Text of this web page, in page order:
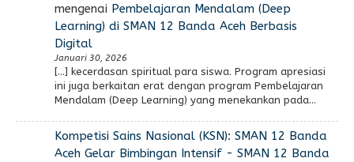
mengenai Pembelajaran Mendalam (Deep
Learning) di SMAN 12 Banda Aceh Berbasis
Digital
Januari 30, 2026
[…] kecerdasan spiritual para siswa. Program apresiasi
ini juga berkaitan erat dengan program Pembelajaran
Mendalam (Deep Learning) yang menekankan pada…
Kompetisi Sains Nasional (KSN): SMAN 12 Banda
Aceh Gelar Bimbingan Intensif - SMAN 12 Banda